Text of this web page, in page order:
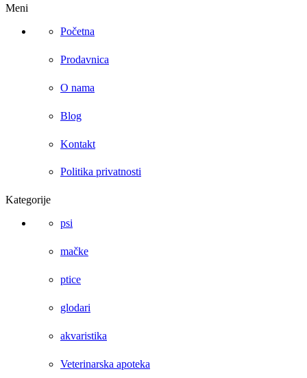
Meni
Početna
Prodavnica
O nama
Blog
Kontakt
Politika privatnosti
Kategorije
psi
mačke
ptice
glodari
akvaristika
Veterinarska apoteka